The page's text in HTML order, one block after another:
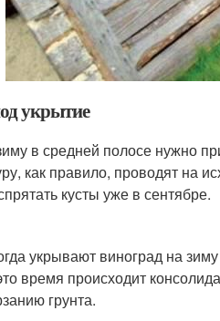
укрытие
в средней полосе нужно
как правило, проводят на
кусты уже в сентябре.
укрывают виноград на
время происходит
грунта.